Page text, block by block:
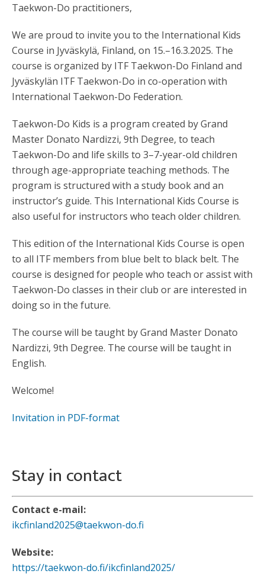
Taekwon-Do practitioners,
We are proud to invite you to the International Kids
Course in Jyväskylä, Finland, on 15.–16.3.2025. The
course is organized by ITF Taekwon-Do Finland and
Jyväskylän ITF Taekwon-Do in co-operation with
International Taekwon-Do Federation.
Taekwon-Do Kids is a program created by Grand
Master Donato Nardizzi, 9th Degree, to teach
Taekwon-Do and life skills to 3–7-year-old children
through age-appropriate teaching methods. The
program is structured with a study book and an
instructor’s guide. This International Kids Course is
also useful for instructors who teach older children.
This edition of the International Kids Course is open
to all ITF members from blue belt to black belt. The
course is designed for people who teach or assist with
Taekwon-Do classes in their club or are interested in
doing so in the future.
The course will be taught by Grand Master Donato
Nardizzi, 9th Degree. The course will be taught in
English.
Welcome!
Invitation in PDF-format
Stay in contact
Contact e-mail:
ikcfinland2025@taekwon-do.fi
Website:
https://taekwon-do.fi/ikcfinland2025/